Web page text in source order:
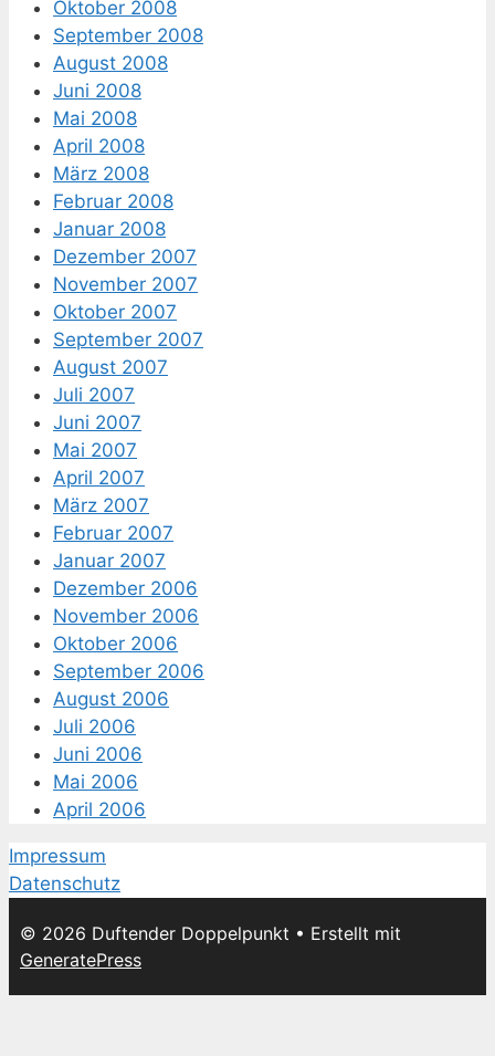
Oktober 2008
September 2008
August 2008
Juni 2008
Mai 2008
April 2008
März 2008
Februar 2008
Januar 2008
Dezember 2007
November 2007
Oktober 2007
September 2007
August 2007
Juli 2007
Juni 2007
Mai 2007
April 2007
März 2007
Februar 2007
Januar 2007
Dezember 2006
November 2006
Oktober 2006
September 2006
August 2006
Juli 2006
Juni 2006
Mai 2006
April 2006
Impressum
Datenschutz
© 2026 Duftender Doppelpunkt • Erstellt mit
GeneratePress